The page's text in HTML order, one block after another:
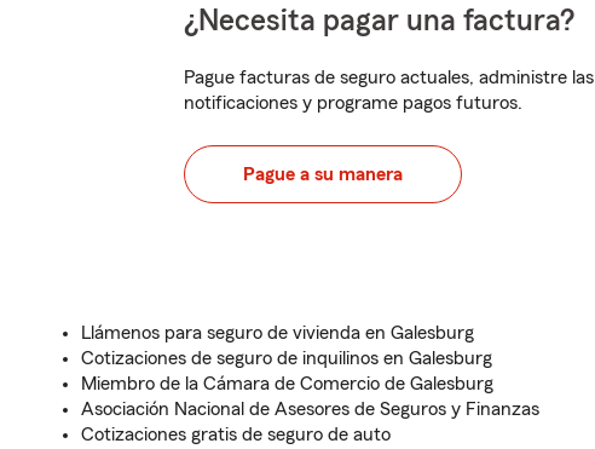
¿Necesita pagar una factura?
Pague facturas de seguro actuales, administre las
notificaciones y programe pagos futuros.
Pague a su manera
Llámenos para seguro de vivienda en Galesburg
Cotizaciones de seguro de inquilinos en Galesburg
Miembro de la Cámara de Comercio de Galesburg
Asociación Nacional de Asesores de Seguros y Finanzas
Cotizaciones gratis de seguro de auto